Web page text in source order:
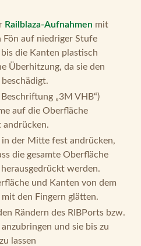
Railblaza-Aufnahmen mit
Fön auf niedriger Stufe
bis die Kanten plastisch
Überhitzung, da sie den
„3M VHB“)
auf die Oberfläche
andrücken.
der Mitte fest andrücken,
die gesamte Oberfläche
werden.
und Kanten von dem
den Fingern glätten.
Rändern des RIBPorts bzw.
und sie bis zu
lassen